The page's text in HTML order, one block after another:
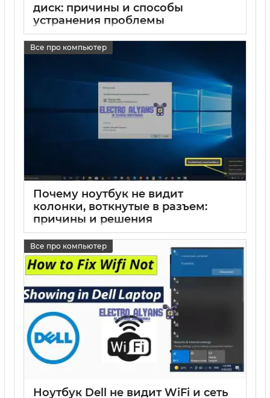
диск: причины и способы
устранения проблемы
Все про компьютер
Почему ноутбук не видит
колонки, воткнутые в разъем:
причины и решения
Все про компьютер
Ноутбук Dell не видит WiFi и сеть